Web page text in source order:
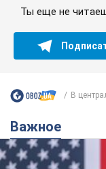
Ты еще не
В
Важное